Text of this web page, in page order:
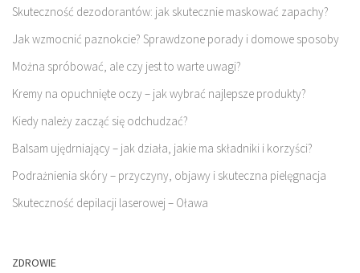
Skuteczność dezodorantów: jak skutecznie maskować zapachy?
Jak wzmocnić paznokcie? Sprawdzone porady i domowe sposoby
Można spróbować, ale czy jest to warte uwagi?
Kremy na opuchnięte oczy – jak wybrać najlepsze produkty?
Kiedy należy zacząć się odchudzać?
Balsam ujędrniający – jak działa, jakie ma składniki i korzyści?
Podrażnienia skóry – przyczyny, objawy i skuteczna pielęgnacja
Skuteczność depilacji laserowej – Oława
ZDROWIE